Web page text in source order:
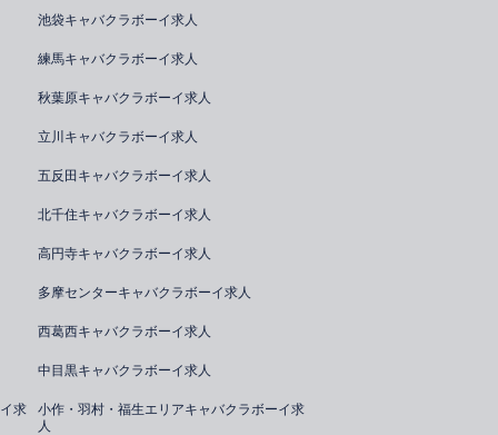
池袋キャバクラボーイ求人
練馬キャバクラボーイ求人
秋葉原キャバクラボーイ求人
立川キャバクラボーイ求人
五反田キャバクラボーイ求人
北千住キャバクラボーイ求人
高円寺キャバクラボーイ求人
多摩センターキャバクラボーイ求人
西葛西キャバクラボーイ求人
中目黒キャバクラボーイ求人
求
小作・羽村・福生エリアキャバクラボーイ求
人